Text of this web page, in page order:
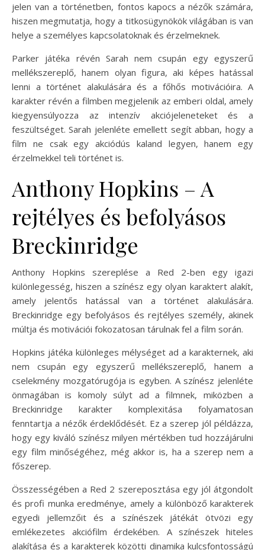
jelen van a történetben, fontos kapocs a nézők számára,
hiszen megmutatja, hogy a titkosügynökök világában is van
helye a személyes kapcsolatoknak és érzelmeknek.
Parker játéka révén Sarah nem csupán egy egyszerű
mellékszereplő, hanem olyan figura, aki képes hatással
lenni a történet alakulására és a főhős motivációira. A
karakter révén a filmben megjelenik az emberi oldal, amely
kiegyensúlyozza az intenzív akciójeleneteket és a
feszültséget. Sarah jelenléte emellett segít abban, hogy a
film ne csak egy akciódús kaland legyen, hanem egy
érzelmekkel teli történet is.
Anthony Hopkins – A
rejtélyes és befolyásos
Breckinridge
Anthony Hopkins szereplése a Red 2-ben egy igazi
különlegesség, hiszen a színész egy olyan karaktert alakít,
amely jelentős hatással van a történet alakulására.
Breckinridge egy befolyásos és rejtélyes személy, akinek
múltja és motivációi fokozatosan tárulnak fel a film során.
Hopkins játéka különleges mélységet ad a karakternek, aki
nem csupán egy egyszerű mellékszereplő, hanem a
cselekmény mozgatórugója is egyben. A színész jelenléte
önmagában is komoly súlyt ad a filmnek, miközben a
Breckinridge karakter komplexitása folyamatosan
fenntartja a nézők érdeklődését. Ez a szerep jól példázza,
hogy egy kiváló színész milyen mértékben tud hozzájárulni
egy film minőségéhez, még akkor is, ha a szerep nem a
főszerep.
Összességében a Red 2 szereposztása egy jól átgondolt
és profi munka eredménye, amely a különböző karakterek
egyedi jellemzőit és a színészek játékát ötvözi egy
emlékezetes akciófilm érdekében. A színészek hiteles
alakítása és a karakterek közötti dinamika kulcsfontosságú